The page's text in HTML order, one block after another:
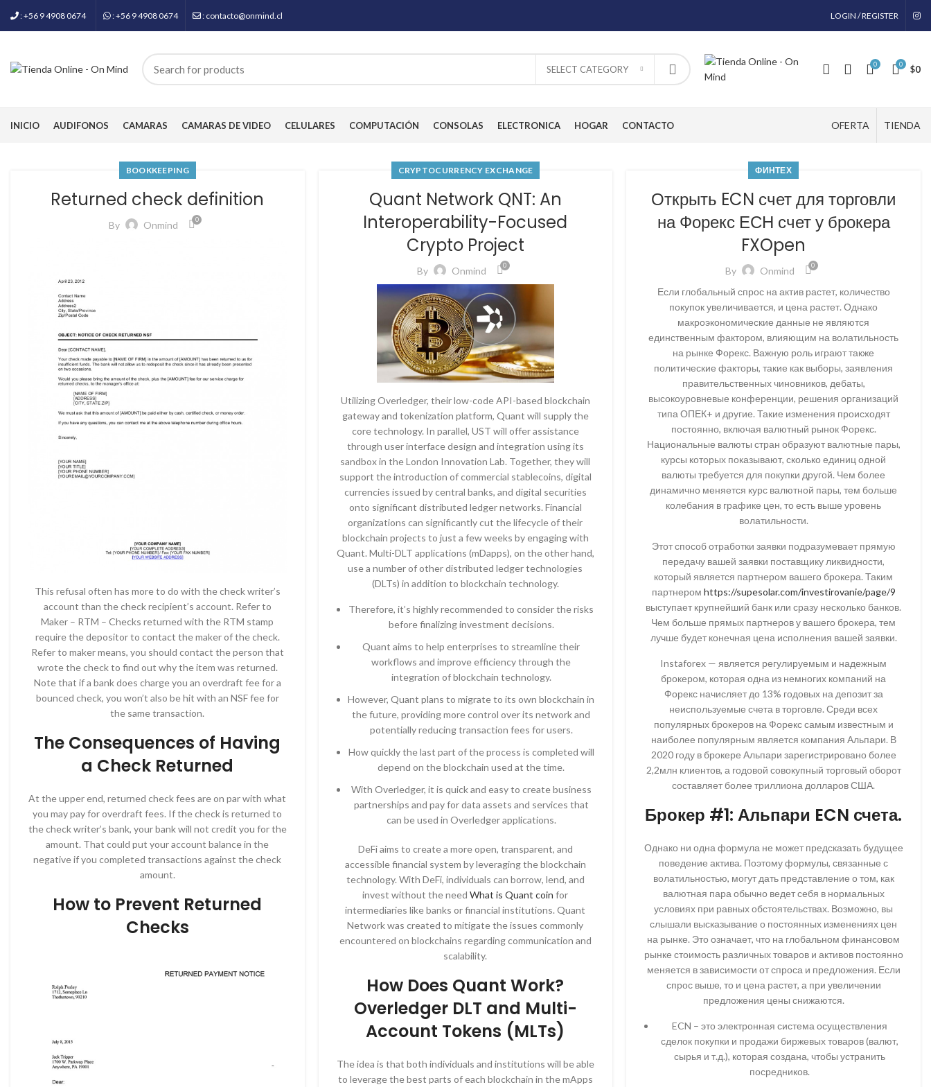
: +56 9 4908 0674 : +56 9 4908 0674 : contacto@onmind.cl LOGIN / REGISTER
SELECT CATEGORY 0 0 $0
INICIO AUDIFONOS CAMARAS CAMARAS DE VIDEO CELULARES COMPUTACIÓN CONSOLAS ELECTRONICA HOGAR CONTACTO OFERTA TIENDA
BOOKKEEPING
Returned check definition
By Onmind 0
This refusal often has more to do with the check writer’s
account than the check recipient’s account. Refer to
Maker – RTM – Checks returned with the RTM stamp
require the depositor to contact the maker of the check.
Refer to maker means, you should contact the person that
wrote the check to find out why the item was returned.
Note that if a bank does charge you an overdraft fee for a
bounced check, you won’t also be hit with an NSF fee for
the same transaction.
The Consequences of Having
a Check Returned
At the upper end, returned check fees are on par with what
you may pay for overdraft fees. If the check is returned to
the check writer’s bank, your bank will not credit you for the
amount. That could put your account balance in the
negative if you completed transactions against the check
amount.
How to Prevent Returned
Checks
CRYPTOCURRENCY EXCHANGE
Quant Network QNT: An
Interoperability-Focused
Crypto Project
By Onmind 0
Utilizing Overledger, their low-code API-based blockchain
gateway and tokenization platform, Quant will supply the
core technology. In parallel, UST will offer assistance
through user interface design and integration using its
sandbox in the London Innovation Lab. Together, they will
support the introduction of commercial stablecoins, digital
currencies issued by central banks, and digital securities
onto significant distributed ledger networks. Financial
organizations can significantly cut the lifecycle of their
blockchain projects to just a few weeks by engaging with
Quant. Multi-DLT applications (mDapps), on the other hand,
use a number of other distributed ledger technologies
(DLTs) in addition to blockchain technology.
Therefore, it’s highly recommended to consider the risks
before finalizing investment decisions.
Quant aims to help enterprises to streamline their
workflows and improve efficiency through the
integration of blockchain technology.
However, Quant plans to migrate to its own blockchain in
the future, providing more control over its network and
potentially reducing transaction fees for users.
How quickly the last part of the process is completed will
depend on the blockchain used at the time.
With Overledger, it is quick and easy to create business
partnerships and pay for data assets and services that
can be used in Overledger applications.
DeFi aims to create a more open, transparent, and
accessible financial system by leveraging the blockchain
technology. With DeFi, individuals can borrow, lend, and
invest without the needWhat is Quant coin for
intermediaries like banks or financial institutions. Quant
Network was created to mitigate the issues commonly
encountered on blockchains regarding communication and
scalability.
How Does Quant Work?
Overledger DLT and Multi-
Account Tokens (MLTs)
The idea is that both individuals and institutions will be able
to leverage the best parts of each blockchain in the mApps
ФИНТЕХ
Открыть ECN счет для торговли
на Форекс ЕСН счет у брокера
FXOpen
By Onmind 0
Если глобальный спрос на актив растет, количество
покупок увеличивается, и цена растет. Однако
макроэкономические данные не являются
единственным фактором, влияющим на волатильность
на рынке Форекс. Важную роль играют также
политические факторы, такие как выборы, заявления
правительственных чиновников, дебаты,
высокоуровневые конференции, решения организаций
типа ОПЕК+ и другие. Такие изменения происходят
постоянно, включая валютный рынок Форекс.
Национальные валюты стран образуют валютные пары,
курсы которых показывают, сколько единиц одной
валюты требуется для покупки другой. Чем более
динамично меняется курс валютной пары, тем больше
колебания в графике цен, то есть выше уровень
волатильности.
Этот способ отработки заявки подразумевает прямую
передачу вашей заявки поставщику ликвидности,
который является партнером вашего брокера. Таким
партнером https://supesolar.com/investirovanie/page/9
выступает крупнейший банк или сразу несколько банков.
Чем больше прямых партнеров у вашего брокера, тем
лучше будет конечная цена исполнения вашей заявки.
Instaforex — является регулируемым и надежным
брокером, которая одна из немногих компаний на
Форекс начисляет до 13% годовых на депозит за
неиспользуемые счета в торговле. Среди всех
популярных брокеров на Форекс самым известным и
наиболее популярным является компания Альпари. В
2020 году в брокере Альпари зарегистрировано более
2,2млн клиентов, а годовой совокупный торговый оборот
составляет более триллиона долларов США.
Брокер #1: Альпари ECN счета.
Однако ни одна формула не может предсказать будущее
поведение актива. Поэтому формулы, связанные с
волатильностью, могут дать представление о том, как
валютная пара обычно ведет себя в нормальных
условиях при равных обстоятельствах. Возможно, вы
слышали высказывание о постоянных изменениях цен
на рынке. Это означает, что на глобальном финансовом
рынке стоимость различных товаров и активов постоянно
меняется в зависимости от спроса и предложения. Если
спрос выше, то и цена растет, а при увеличении
предложения цены снижаются.
ECN – это электронная система осуществления
сделок покупки и продажи биржевых товаров (валют,
сырья и т.д.), которая создана, чтобы устранить
посредников.